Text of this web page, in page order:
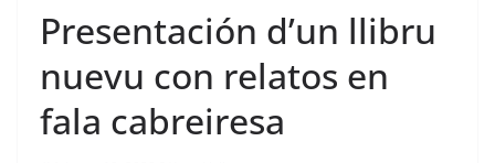
Presentación d’un llibru
nuevu con relatos en
fala cabreiresa